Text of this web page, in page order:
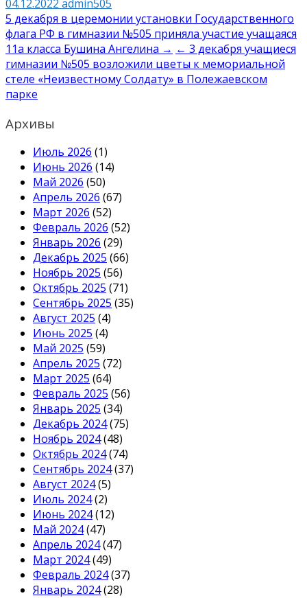
04.12.2022 admin505
Навигация
по
записям
5 декабря в церемонии установки Государственного
флага РФ в гимназии №505 приняла участие учащаяся
11а класса Бушина Ангелина → ← 3 декабря учащиеся
гимназии №505 возложили цветы к мемориальной
стеле «Неизвестному Солдату» в Полежаевском
парке
Архивы
Июль 2026 (1)
Июнь 2026 (14)
Май 2026 (50)
Апрель 2026 (67)
Март 2026 (52)
Февраль 2026 (52)
Январь 2026 (29)
Декабрь 2025 (66)
Ноябрь 2025 (56)
Октябрь 2025 (71)
Сентябрь 2025 (35)
Август 2025 (4)
Июнь 2025 (4)
Май 2025 (59)
Апрель 2025 (72)
Март 2025 (64)
Февраль 2025 (56)
Январь 2025 (34)
Декабрь 2024(75)
Ноябрь 2024(48)
Октябрь 2024(74)
Сентябрь 2024(37)
Август 2024(5)
Июль 2024(2)
Июнь 2024(12)
Май 2024(47)
Апрель 2024(47)
Март 2024(49)
Февраль 2024(37)
Январь 2024(28)